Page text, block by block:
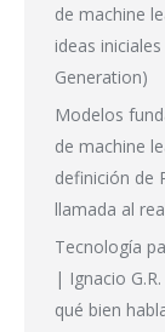
de machine
ideas
Generation)
Modelos
de machine
definición de
llamada al
Tecnología
| Ignacio
qué bien